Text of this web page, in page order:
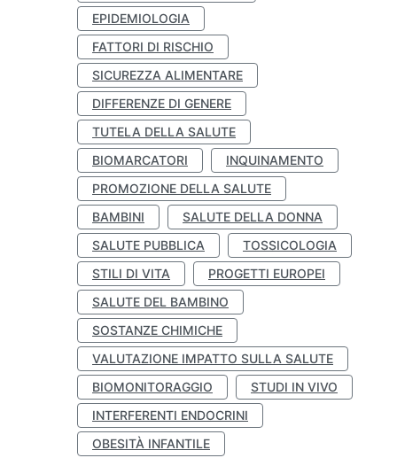
EPIDEMIOLOGIA
FATTORI DI RISCHIO
SICUREZZA ALIMENTARE
DIFFERENZE DI GENERE
TUTELA DELLA SALUTE
BIOMARCATORI
INQUINAMENTO
PROMOZIONE DELLA SALUTE
BAMBINI
SALUTE DELLA DONNA
SALUTE PUBBLICA
TOSSICOLOGIA
STILI DI VITA
PROGETTI EUROPEI
SALUTE DEL BAMBINO
SOSTANZE CHIMICHE
VALUTAZIONE IMPATTO SULLA SALUTE
BIOMONITORAGGIO
STUDI IN VIVO
INTERFERENTI ENDOCRINI
OBESITÀ INFANTILE